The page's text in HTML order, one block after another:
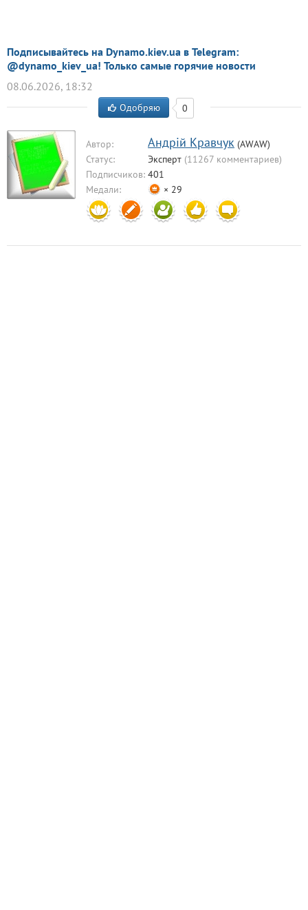
Подписывайтесь на Dynamo.kiev.ua в Telegram:
@dynamo_kiev_ua! Только самые горячие новости
08.06.2026, 18:32
Одобряю 0
Автор: Aндрiй Кравчук (AWAW)
Статус:
Эксперт (11267 комментариев)
Подписчиков: 401
Медали:
× 29